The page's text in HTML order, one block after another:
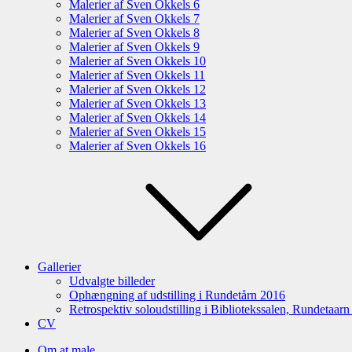
Malerier af Sven Okkels 6
Malerier af Sven Okkels 7
Malerier af Sven Okkels 8
Malerier af Sven Okkels 9
Malerier af Sven Okkels 10
Malerier af Sven Okkels 11
Malerier af Sven Okkels 12
Malerier af Sven Okkels 13
Malerier af Sven Okkels 14
Malerier af Sven Okkels 15
Malerier af Sven Okkels 16
Gallerier
Udvalgte billeder
Ophængning af udstilling i Rundetårn 2016
Retrospektiv soloudstilling i Bibliotekssalen,
CV